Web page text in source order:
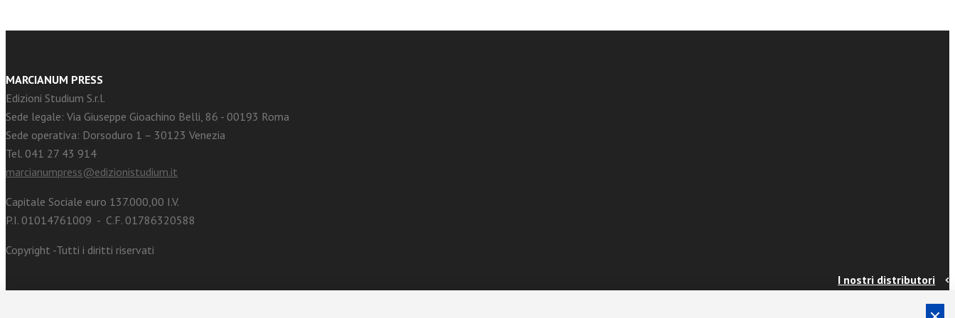
MARCIANUM PRESS
Edizioni Studium S.r.l.
Sede legale: Via Giuseppe Gioachino Belli, 86 - 00193 Roma
Sede operativa: Dorsoduro 1 – 30123 Venezia
Tel. 041 27 43 914
marcianumpress@edizionistudium.it
Capitale Sociale euro 137.000,00 I.V.
P.I. 01014761009 - C.F. 01786320588
Copyright -Tutti i diritti riservati
I nostri distributori